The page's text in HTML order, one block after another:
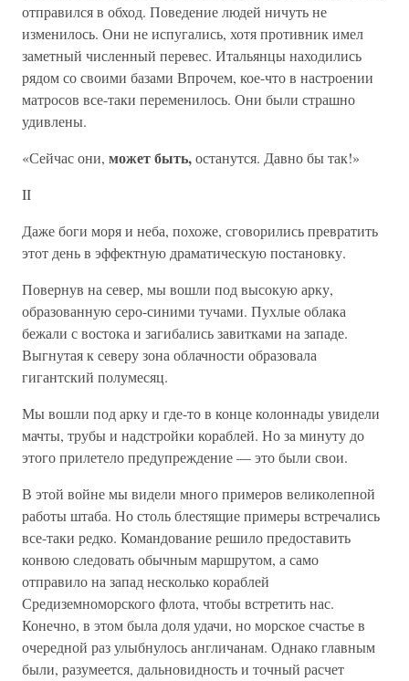
отправился в обход. Поведение людей ничуть не
изменилось. Они не испугались, хотя противник имел
заметный численный перевес. Итальянцы находились
рядом со своими базами Впрочем, кое-что в настроении
матросов все-таки переменилось. Они были страшно
удивлены.
«Сейчас они, может быть,останутся. Давно бы так!»
II
Даже боги моря и неба, похоже, сговорились превратить
этот день в эффектную драматическую постановку.
Повернув на север, мы вошли под высокую арку,
образованную серо-синими тучами. Пухлые облака
бежали с востока и загибались завитками на западе.
Выгнутая к северу зона облачности образовала
гигантский полумесяц.
Мы вошли под арку и где-то в конце колоннады увидели
мачты, трубы и надстройки кораблей. Но за минуту до
этого прилетело предупреждение — это были свои.
В этой войне мы видели много примеров великолепной
работы штаба. Но столь блестящие примеры встречались
все-таки редко. Командование решило предоставить
конвою следовать обычным маршрутом, а само
отправило на запад несколько кораблей
Средиземноморского флота, чтобы встретить нас.
Конечно, в этом была доля удачи, но морское счастье в
очередной раз улыбнулось англичанам. Однако главным
были, разумеется, дальновидность и точный расчет